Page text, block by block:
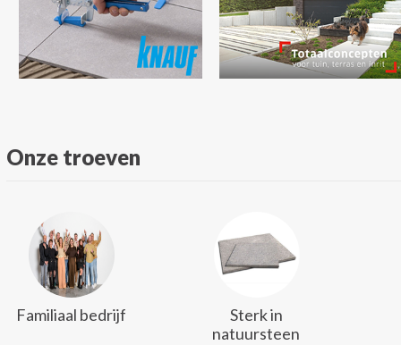
Onze troeven
Familiaal bedrijf
Sterk in
natuursteen